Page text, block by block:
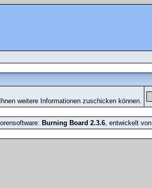
weitere Informationen zuschicken können.
Burning Board 2.3.6, entwickelt von